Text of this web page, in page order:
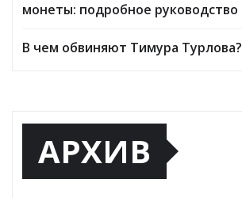
монеты: подробное руководство
В чем обвиняют Тимура Турлова?
АРХИВ